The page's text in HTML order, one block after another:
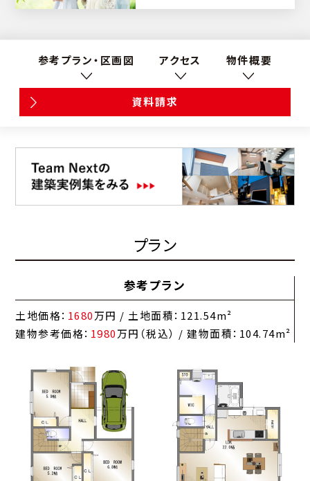
参考プラン・区画図 アクセス 物件概要
資料請求
プラン
参考プラン
土地価格： 1680万円 / 土地面積：121.54m²
建物参考価格： 1980万円（税込） / 建物面積：104.74m²